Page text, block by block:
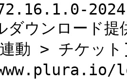
ダウンロード提
動 > チケッ